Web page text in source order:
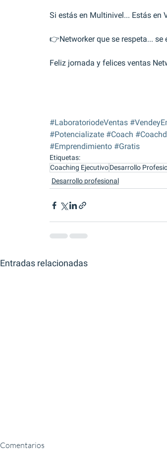
Si estás en Multinivel... Estás en
👉Networker que se respeta... se
Feliz jornada y felices ventas
#LaboratoriodeVentas
#Potencializate #Coach
#Emprendimiento #Gratis
Etiquetas:
Coaching EjecutivoDesarrollo
Desarrollo profesional
Entradas relacionadas
Comentarios